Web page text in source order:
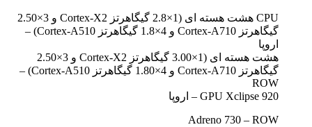
CPU هشت هسته ای (1×2.8 گیگاهرتز Cortex-X2 و 3×2.50
گیگاهرتز Cortex-A710 و 4×1.8 گیگاهرتز Cortex-A510) –
اروپا
هشت هسته ای (1×3.00 گیگاهرتز Cortex-X2 و 3×2.50
گیگاهرتز Cortex-A710 و 4×1.80 گیگاهرتز Cortex-A510) –
ROW
GPU Xclipse 920 – اروپا
Adreno 730 – ROW